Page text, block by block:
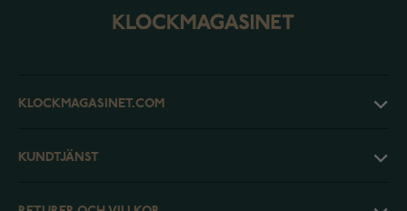
KLOCKMAGASINET.COM
KUNDTJÄNST